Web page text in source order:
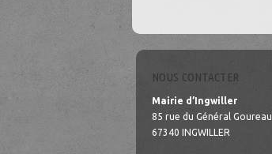
NOUS CONTACTER
Mairie d’Ingwiller
85 rue du Général Goureau
67340 INGWILLER